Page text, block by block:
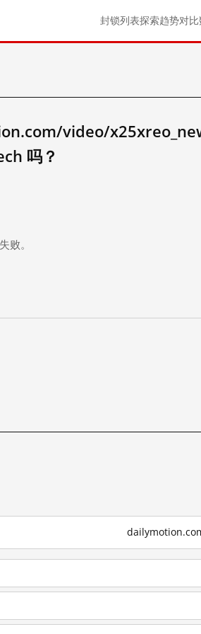
封锁列表探索趋势对比
video/
吗？
。